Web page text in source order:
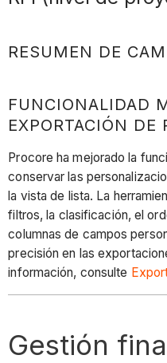
RESUMEN DE
FUNCIONALIDAD
EXPORTACIÓN DE
Procore ha mejorado la
conservar las
la vista de lista. La
filtros, la clasificación, el
columnas de campos
precisión en las
información, consulte
Gestión